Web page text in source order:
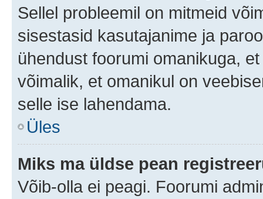
Sellel probleemil on mitmeid
sisestasid kasutajanime ja
ühendust foorumi omanikuga,
võimalik, et omanikul on
selle ise lahendama.
Üles
Miks ma üldse pean
Võib-olla ei peagi. Foorumi